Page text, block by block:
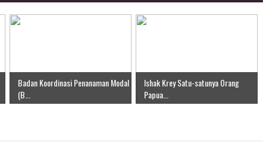
Badan Koordinasi Penanaman Modal
(B...
Ishak Krey Satu-satunya Orang
Papua...